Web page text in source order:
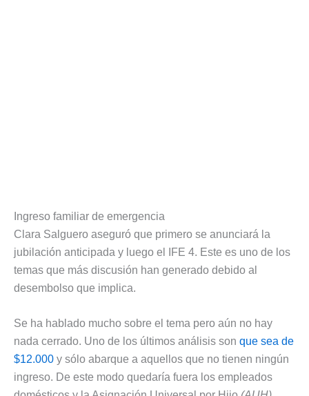
Ingreso familiar de emergencia
Clara Salguero aseguró que primero se anunciará la
jubilación anticipada y luego el IFE 4. Este es uno de los
temas que más discusión han generado debido al
desembolso que implica.
Se ha hablado mucho sobre el tema pero aún no hay
nada cerrado. Uno de los últimos análisis son que sea de
$12.000 y sólo abarque a aquellos que no tienen ningún
ingreso. De este modo quedaría fuera los empleados